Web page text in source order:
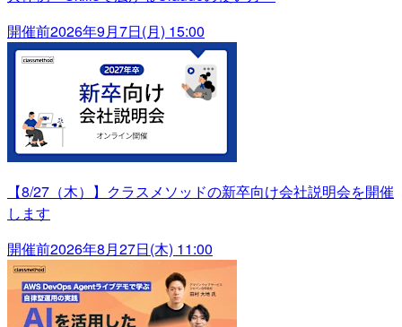
開催前2026年9月7日(月) 15:00
【8/27（木）】クラスメソッドの新卒向け会社説明会を開催
します
開催前2026年8月27日(木) 11:00